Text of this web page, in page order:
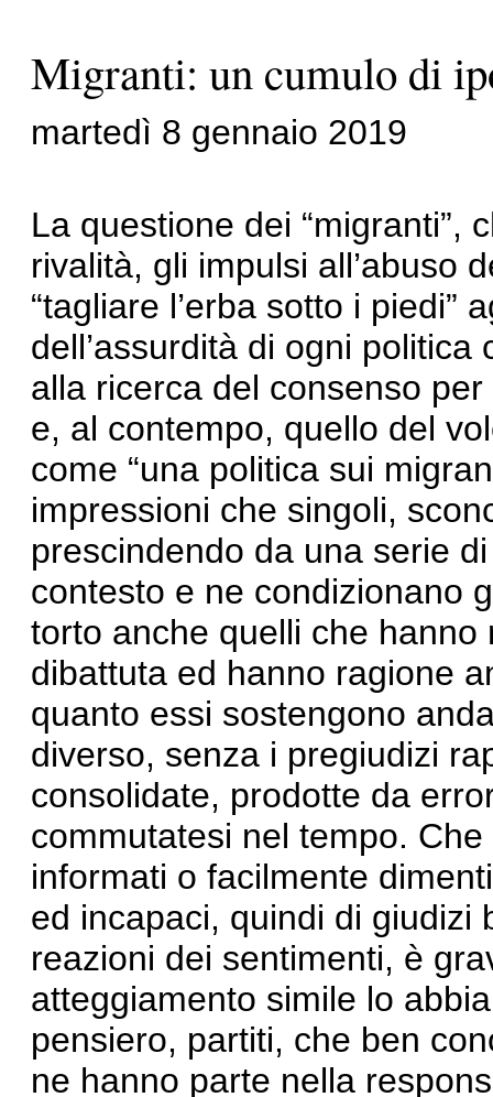
Migranti: un cumulo di
martedì 8 gennaio 2019
La questione dei “migranti”,
rivalità, gli impulsi all’abuso
“tagliare l’erba sotto i piedi”
dell’assurdità di ogni
alla ricerca del consenso per
e, al contempo, quello del
come “una politica sui
impressioni che singoli,
prescindendo da una serie
contesto e ne condizionano
torto anche quelli che
dibattuta ed hanno ragione
quanto essi sostengono
diverso, senza i pregiudizi
consolidate, prodotte da
commutatesi nel tempo.
informati o facilmente
ed incapaci, quindi di giudizi
reazioni dei sentimenti, è
atteggiamento simile lo
pensiero, partiti, che ben
ne hanno parte nella